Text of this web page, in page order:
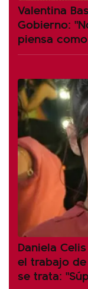
Valentina
Gobierno:
piensa
Daniela
el trabajo
se trata: